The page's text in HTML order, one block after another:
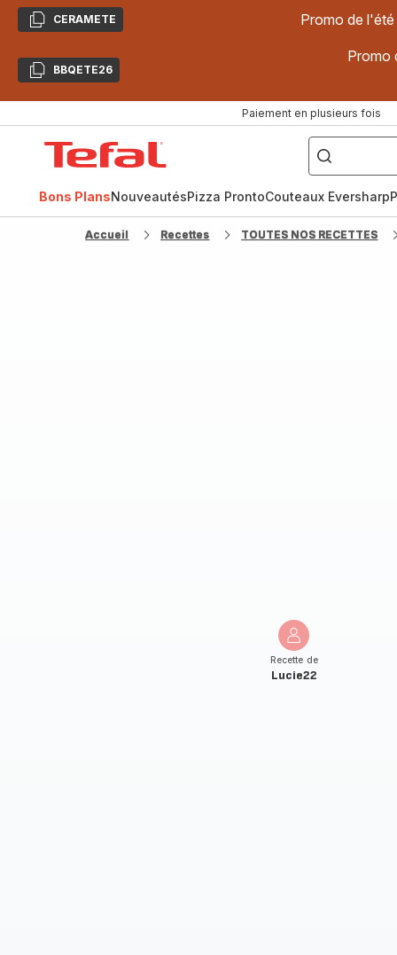
CopierCERAMETE Promo de
CopierBBQETE26
Promo
Paiement en plusieurs fois
["Poêles
inox,
Cake
Factory,
Bons PlansNouveautésPizza ProntoCouteaux Eversharp
Accueil Recettes TOUTES NOS RECETTES
Recette de
Lucie22